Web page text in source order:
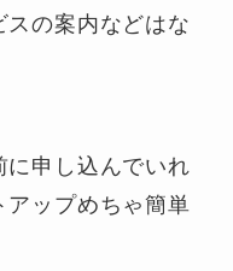
スの案内などはな
に申し込んでいれ
アップめちゃ簡単